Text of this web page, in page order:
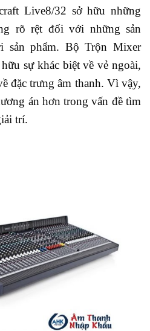
Live8/32 sở hữu những
rõ rệt đối với những sản
sản phẩm. Bộ Trộn Mixer
sự khác biệt về vẻ ngoài,
đặc trưng âm thanh. Vì vậy,
án hơn trong vấn đề tìm
trí.